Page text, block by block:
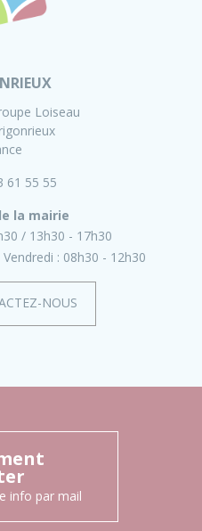
Loiseau
61 55 55
la mairie
13h30 - 17h30
: 08h30 - 12h30
NOUS
info par mail